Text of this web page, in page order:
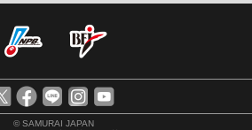
© SAMURAI JAPAN